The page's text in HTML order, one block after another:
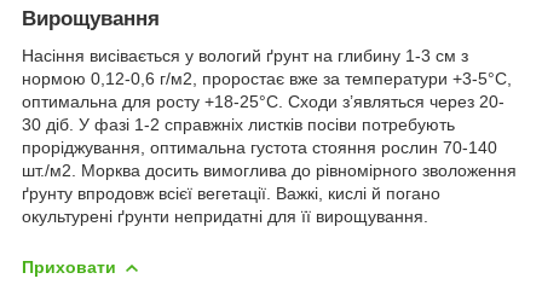
Вирощування
Насіння висівається у вологий ґрунт на глибину 1-3 см з
нормою 0,12-0,6 г/м2 , проростає вже за температури +3-5°С,
оптимальна для росту +18-25°С. Сходи з’являться через 20-
30 діб. У фазі 1-2 справжніх листків посіви потребують
проріджування, оптимальна густота стояння рослин 70-140
шт./м2 . Морква досить вимоглива до рівномірного зволоження
ґрунту впродовж всієї вегетації. Важкі, кислі й погано
окультурені ґрунти непридатні для її вирощування.
Приховати